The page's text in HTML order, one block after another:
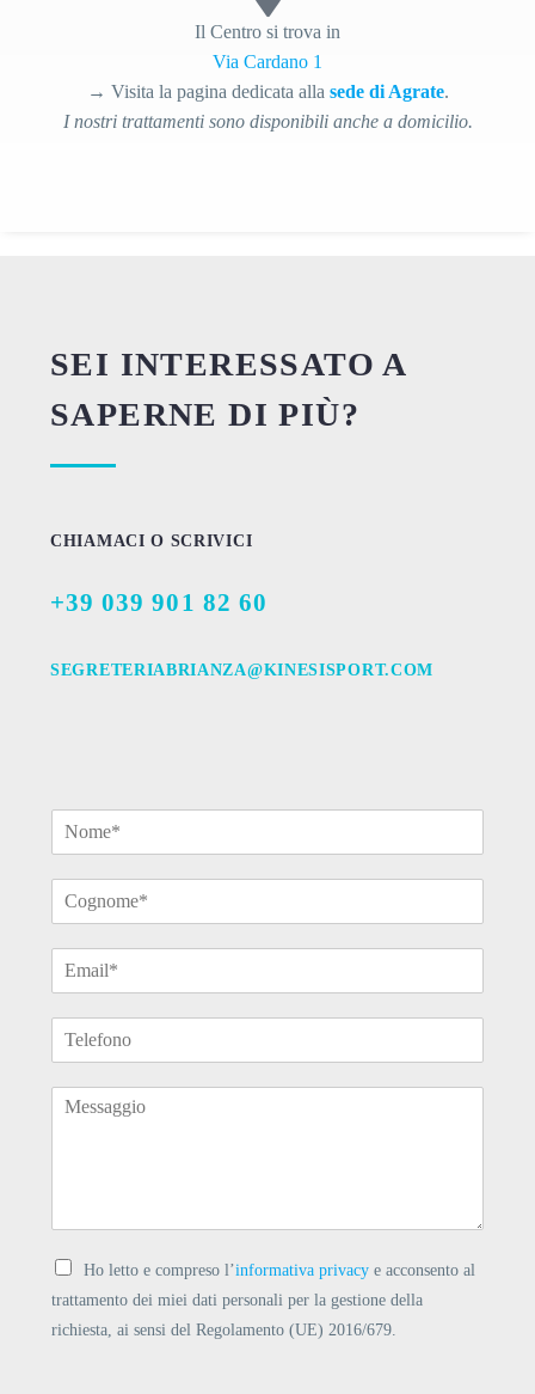
Il Centro si trova in
Via Cardano 1
→ Visita la pagina dedicata alla sede di Agrate.
I nostri trattamenti sono disponibili anche a domicilio.
SEI INTERESSATO A
SAPERNE DI PIÙ?
CHIAMACI O SCRIVICI
+39 039 901 82 60
SEGRETERIABRIANZA@KINESISPORT.COM
Ho letto e compreso l’informativa privacy e acconsento al
trattamento dei miei dati personali per la gestione della
richiesta, ai sensi del Regolamento (UE) 2016/679.